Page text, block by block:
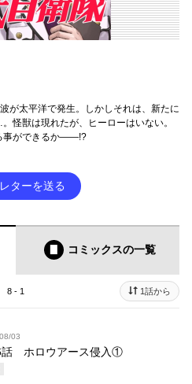
が太平洋で発生。しかしそれは、新たに
怪獣は現れたが、ヒーローはいない。
事ができるか――!?
ターを送る
コミックスの一覧
8 - 1 1話から
03
話 ホロウアース侵入①